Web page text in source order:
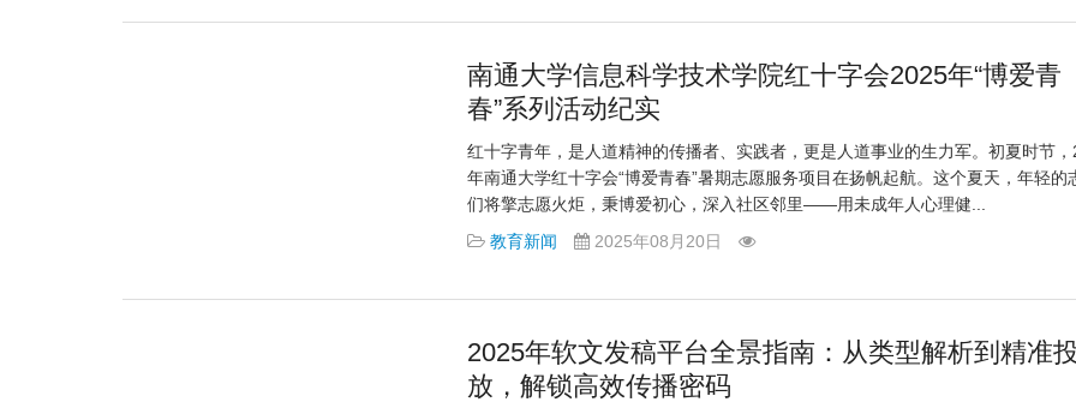
南通大学信息科学技术学院红十字会2025年“博爱青
春”系列活动纪实
红十字青年，是人道精神的传播者、实践者，更是人道事业的生力军。初夏时节
年南通大学红十字会“博爱青春”暑期志愿服务项目在扬帆起航。这个夏天，年轻的
们将擎志愿火炬，秉博爱初心，深入社区邻里——用未成年人心理健...
教育新闻
2025年08月20日
2025年软文发稿平台全景指南：从类型解析到精准
放，解锁高效传播密码